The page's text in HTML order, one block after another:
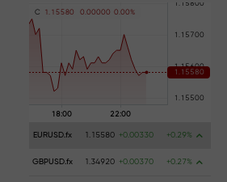
C 1 . 1 5580 0 .00000 0 .00%
EURUSD.fx 1.15580 +0.00330 +0.29%
GBPUSD.fx 1.34920 +0.00370 +0.27%